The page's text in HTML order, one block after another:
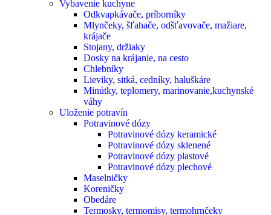
Vybavenie kuchyne
Odkvapkávače, príborníky
Mlynčeky, šľahače, odšťavovače, mažiare,
krájače
Stojany, držiaky
Dosky na krájanie, na cesto
Chlebníky
Lieviky, sitká, cedníky, haluškáre
Minútky, teplomery, marinovanie,kuchynské
váhy
Uloženie potravín
Potravinové dózy
Potravinové dózy keramické
Potravinové dózy sklenené
Potravinové dózy plastové
Potravinové dózy plechové
Maselničky
Koreničky
Obedáre
Termosky, termomisy, termohrnčeky